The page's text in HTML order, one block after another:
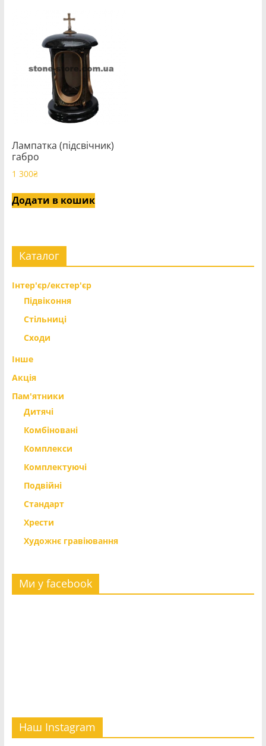
Лампатка (підсвічник)
габро
1 300₴
Додати в кошик
Каталог
Інтер'єр/екстер'єр
Підвіконня
Стільниці
Сходи
Інше
Акція
Пам'ятники
Дитячі
Комбіновані
Комплекси
Комплектуючі
Подвійні
Стандарт
Хрести
Художнє гравіювання
Ми у facebook
Наш Instagram